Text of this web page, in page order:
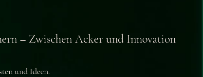
– Zwischen Acker und Innovation
und Ideen.